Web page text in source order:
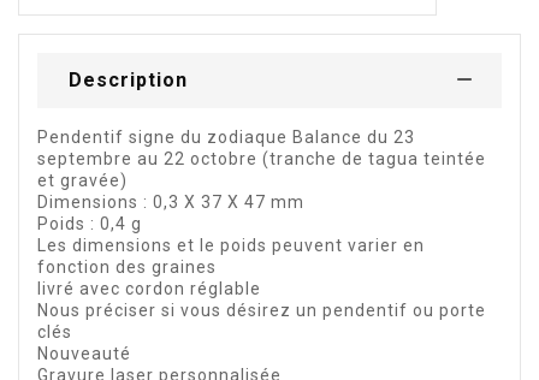
Description
Pendentif signe du zodiaque Balance du 23
septembre au 22 octobre (tranche de tagua teintée
et gravée)
Dimensions : 0,3 X 37 X 47 mm
Poids : 0,4 g
Les dimensions et le poids peuvent varier en
fonction des graines
livré avec cordon réglable
Nous préciser si vous désirez un pendentif ou porte
clés
Nouveauté
Gravure laser personnalisée